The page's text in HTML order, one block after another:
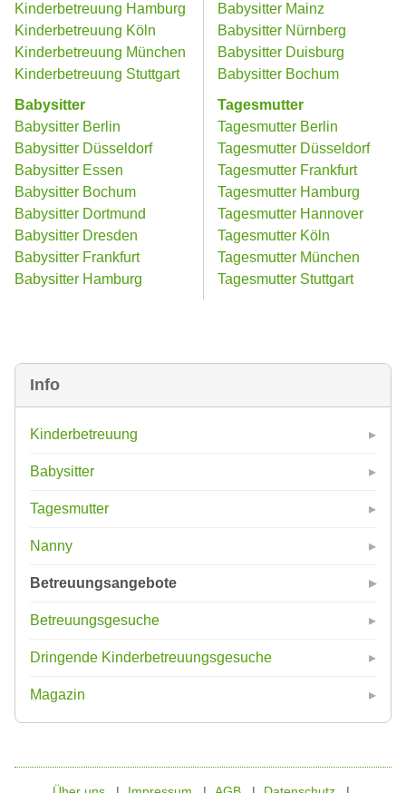
Info
Kinderbetreuung
Babysitter
Tagesmutter
Nanny
Betreuungsangebote
Betreuungsgesuche
Dringende Kinderbetreuungsgesuche
Magazin
Kinderbetreuung Hamburg
Kinderbetreuung Köln
Kinderbetreuung München
Kinderbetreuung Stuttgart
Babysitter
Babysitter Berlin
Babysitter Düsseldorf
Babysitter Essen
Babysitter Bochum
Babysitter Dortmund
Babysitter Dresden
Babysitter Frankfurt
Babysitter Hamburg
Babysitter Mainz
Babysitter Nürnberg
Babysitter Duisburg
Babysitter Bochum
Tagesmutter
Tagesmutter Berlin
Tagesmutter Düsseldorf
Tagesmutter Frankfurt
Tagesmutter Hamburg
Tagesmutter Hannover
Tagesmutter Köln
Tagesmutter München
Tagesmutter Stuttgart